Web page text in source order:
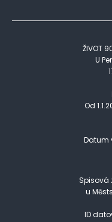
ŽIVOT
U
Od
Datum
Spisová
u
ID